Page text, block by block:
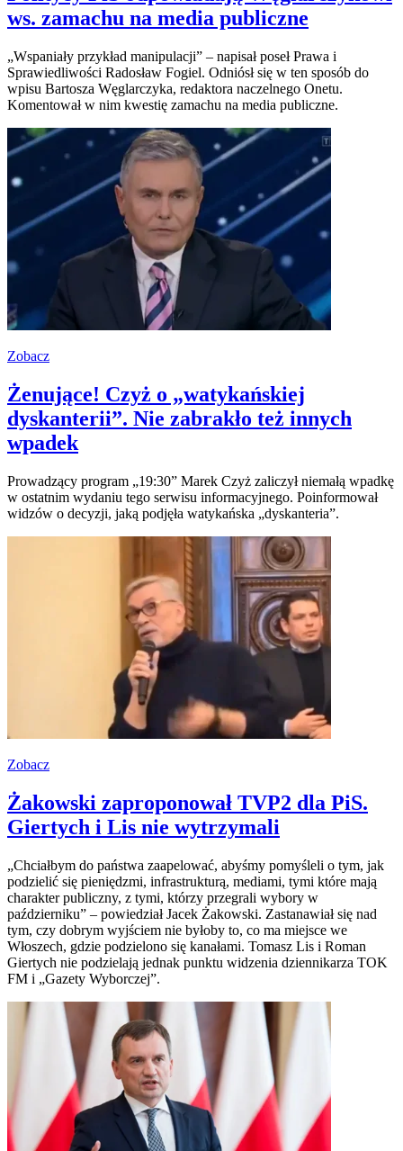
ws. zamachu na media publiczne
„Wspaniały przykład manipulacji” – napisał poseł Prawa i
Sprawiedliwości Radosław Fogiel. Odniósł się w ten sposób do
wpisu Bartosza Węglarczyka, redaktora naczelnego Onetu.
Komentował w nim kwestię zamachu na media publiczne.
Zobacz
Żenujące! Czyż o „watykańskiej
dyskanterii”. Nie zabrakło też innych
wpadek
Prowadzący program „19:30” Marek Czyż zaliczył niemałą wpadkę
w ostatnim wydaniu tego serwisu informacyjnego. Poinformował
widzów o decyzji, jaką podjęła watykańska „dyskanteria”.
Zobacz
Żakowski zaproponował TVP2 dla PiS.
Giertych i Lis nie wytrzymali
„Chciałbym do państwa zaapelować, abyśmy pomyśleli o tym, jak
podzielić się pieniędzmi, infrastrukturą, mediami, tymi które mają
charakter publiczny, z tymi, którzy przegrali wybory w
październiku” – powiedział Jacek Żakowski. Zastanawiał się nad
tym, czy dobrym wyjściem nie byłoby to, co ma miejsce we
Włoszech, gdzie podzielono się kanałami. Tomasz Lis i Roman
Giertych nie podzielają jednak punktu widzenia dziennikarza TOK
FM i „Gazety Wyborczej”.